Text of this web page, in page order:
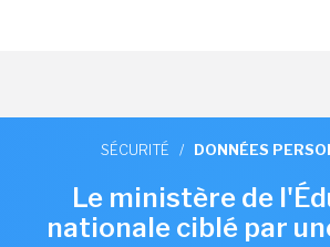
SÉCURITÉ / DONNÉES
Le ministère de
nationale ciblé par